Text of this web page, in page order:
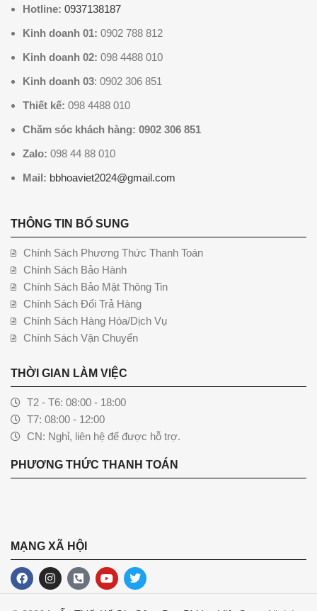
Hotline: 0937138187
Kinh doanh 01: 0902 788 812
Kinh doanh 02: 098 4488 010
Kinh doanh 03: 0902 306 851
Thiết kế: 098 4488 010
Chăm sóc khách hàng: 0902 306 851
Zalo: 098 44 88 010
Mail: bbhoaviet2024@gmail.com
THÔNG TIN BỔ SUNG
Chính Sách Phương Thức Thanh Toán
Chính Sách Bảo Hành
Chính Sách Bảo Mật Thông Tin
Chính Sách Đổi Trả Hàng
Chính Sách Hàng Hóa/Dịch Vụ
Chính Sách Vận Chuyển
THỜI GIAN LÀM VIỆC
T2 - T6: 08:00 - 18:00
T7: 08:00 - 12:00
CN: Nghỉ, liên hệ để được hỗ trợ.
PHƯƠNG THỨC THANH TOÁN
MẠNG XÃ HỘI